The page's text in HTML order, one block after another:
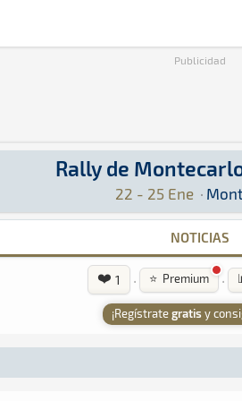
Publicidad
Rally de
22 - 25 Ene ·
Aquí podrás
NOTICIAS
❤️ 1 · ⭐ Premium ·
¡Regístrategratis y